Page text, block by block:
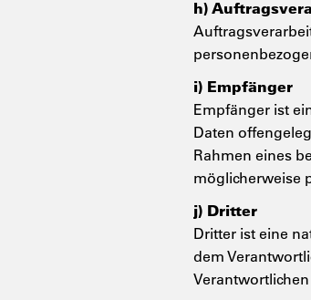
h)
i) Empfänger
Empfänger ist
Daten
Rahmen eines
möglicherweise
j) Dritter
Dritter ist eine
dem